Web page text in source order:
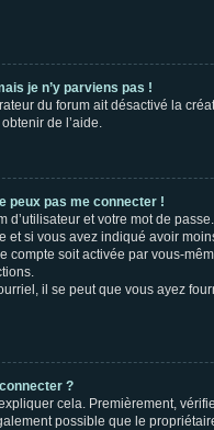
je n’y parviens pas !
du forum ait désactivé la
de l’aide.
peux pas me connecter !
d’utilisateur et votre mot de
et si vous avez indiqué avoir
compte soit activée par vous-
il se peut que vous ayez
?
cela. Premièrement,
possible que le